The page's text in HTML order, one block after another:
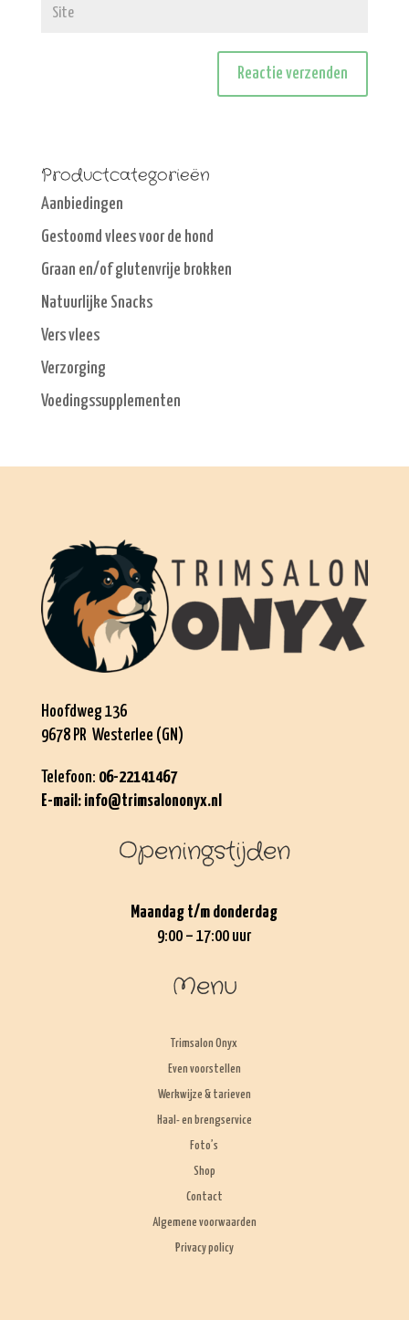
Productcategorieën
Aanbiedingen
Gestoomd vlees voor de hond
Graan en/of glutenvrije brokken
Natuurlijke Snacks
Vers vlees
Verzorging
Voedingssupplementen
Hoofdweg 136
9678 PR Westerlee (GN)
Telefoon: 06-22141467
E-mail: info@trimsalononyx.nl
Openingstijden
Maandag t/m donderdag
9:00 – 17:00 uur
Menu
Trimsalon Onyx
Even voorstellen
Werkwijze & tarieven
Haal- en brengservice
Foto’s
Shop
Contact
Algemene voorwaarden
Privacy policy